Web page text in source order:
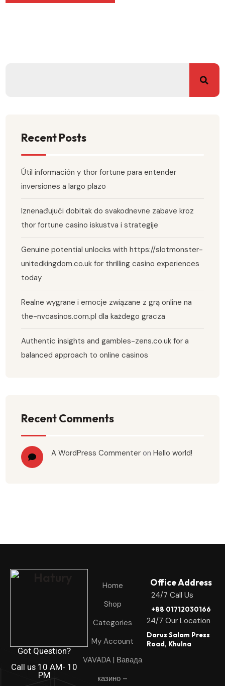
Recent Posts
Útil información y thor fortune para entender
inversiones a largo plazo
Iznenađujući dobitak do svakodnevne zabave kroz
thor fortune casino iskustva i strategije
Genuine potential unlocks with https://slotmonster-
unitedkingdom.co.uk for thrilling casino experiences
today
Realne wygrane i emocje związane z grą online na
the-nvcasinos.com.pl dla każdego gracza
Authentic insights and gambles-zens.co.uk for a
balanced approach to online casinos
Recent Comments
A WordPress Commenter onHello world!
Got Question?
Call us 10 AM- 10
PM
Home
Shop
Categories
My Account
VAVADA | Вавада
казино –
Office Address
24/7 Call Us
+88 01712030166
24/7 Our Location
Darus Salam Press
Road, Khulna